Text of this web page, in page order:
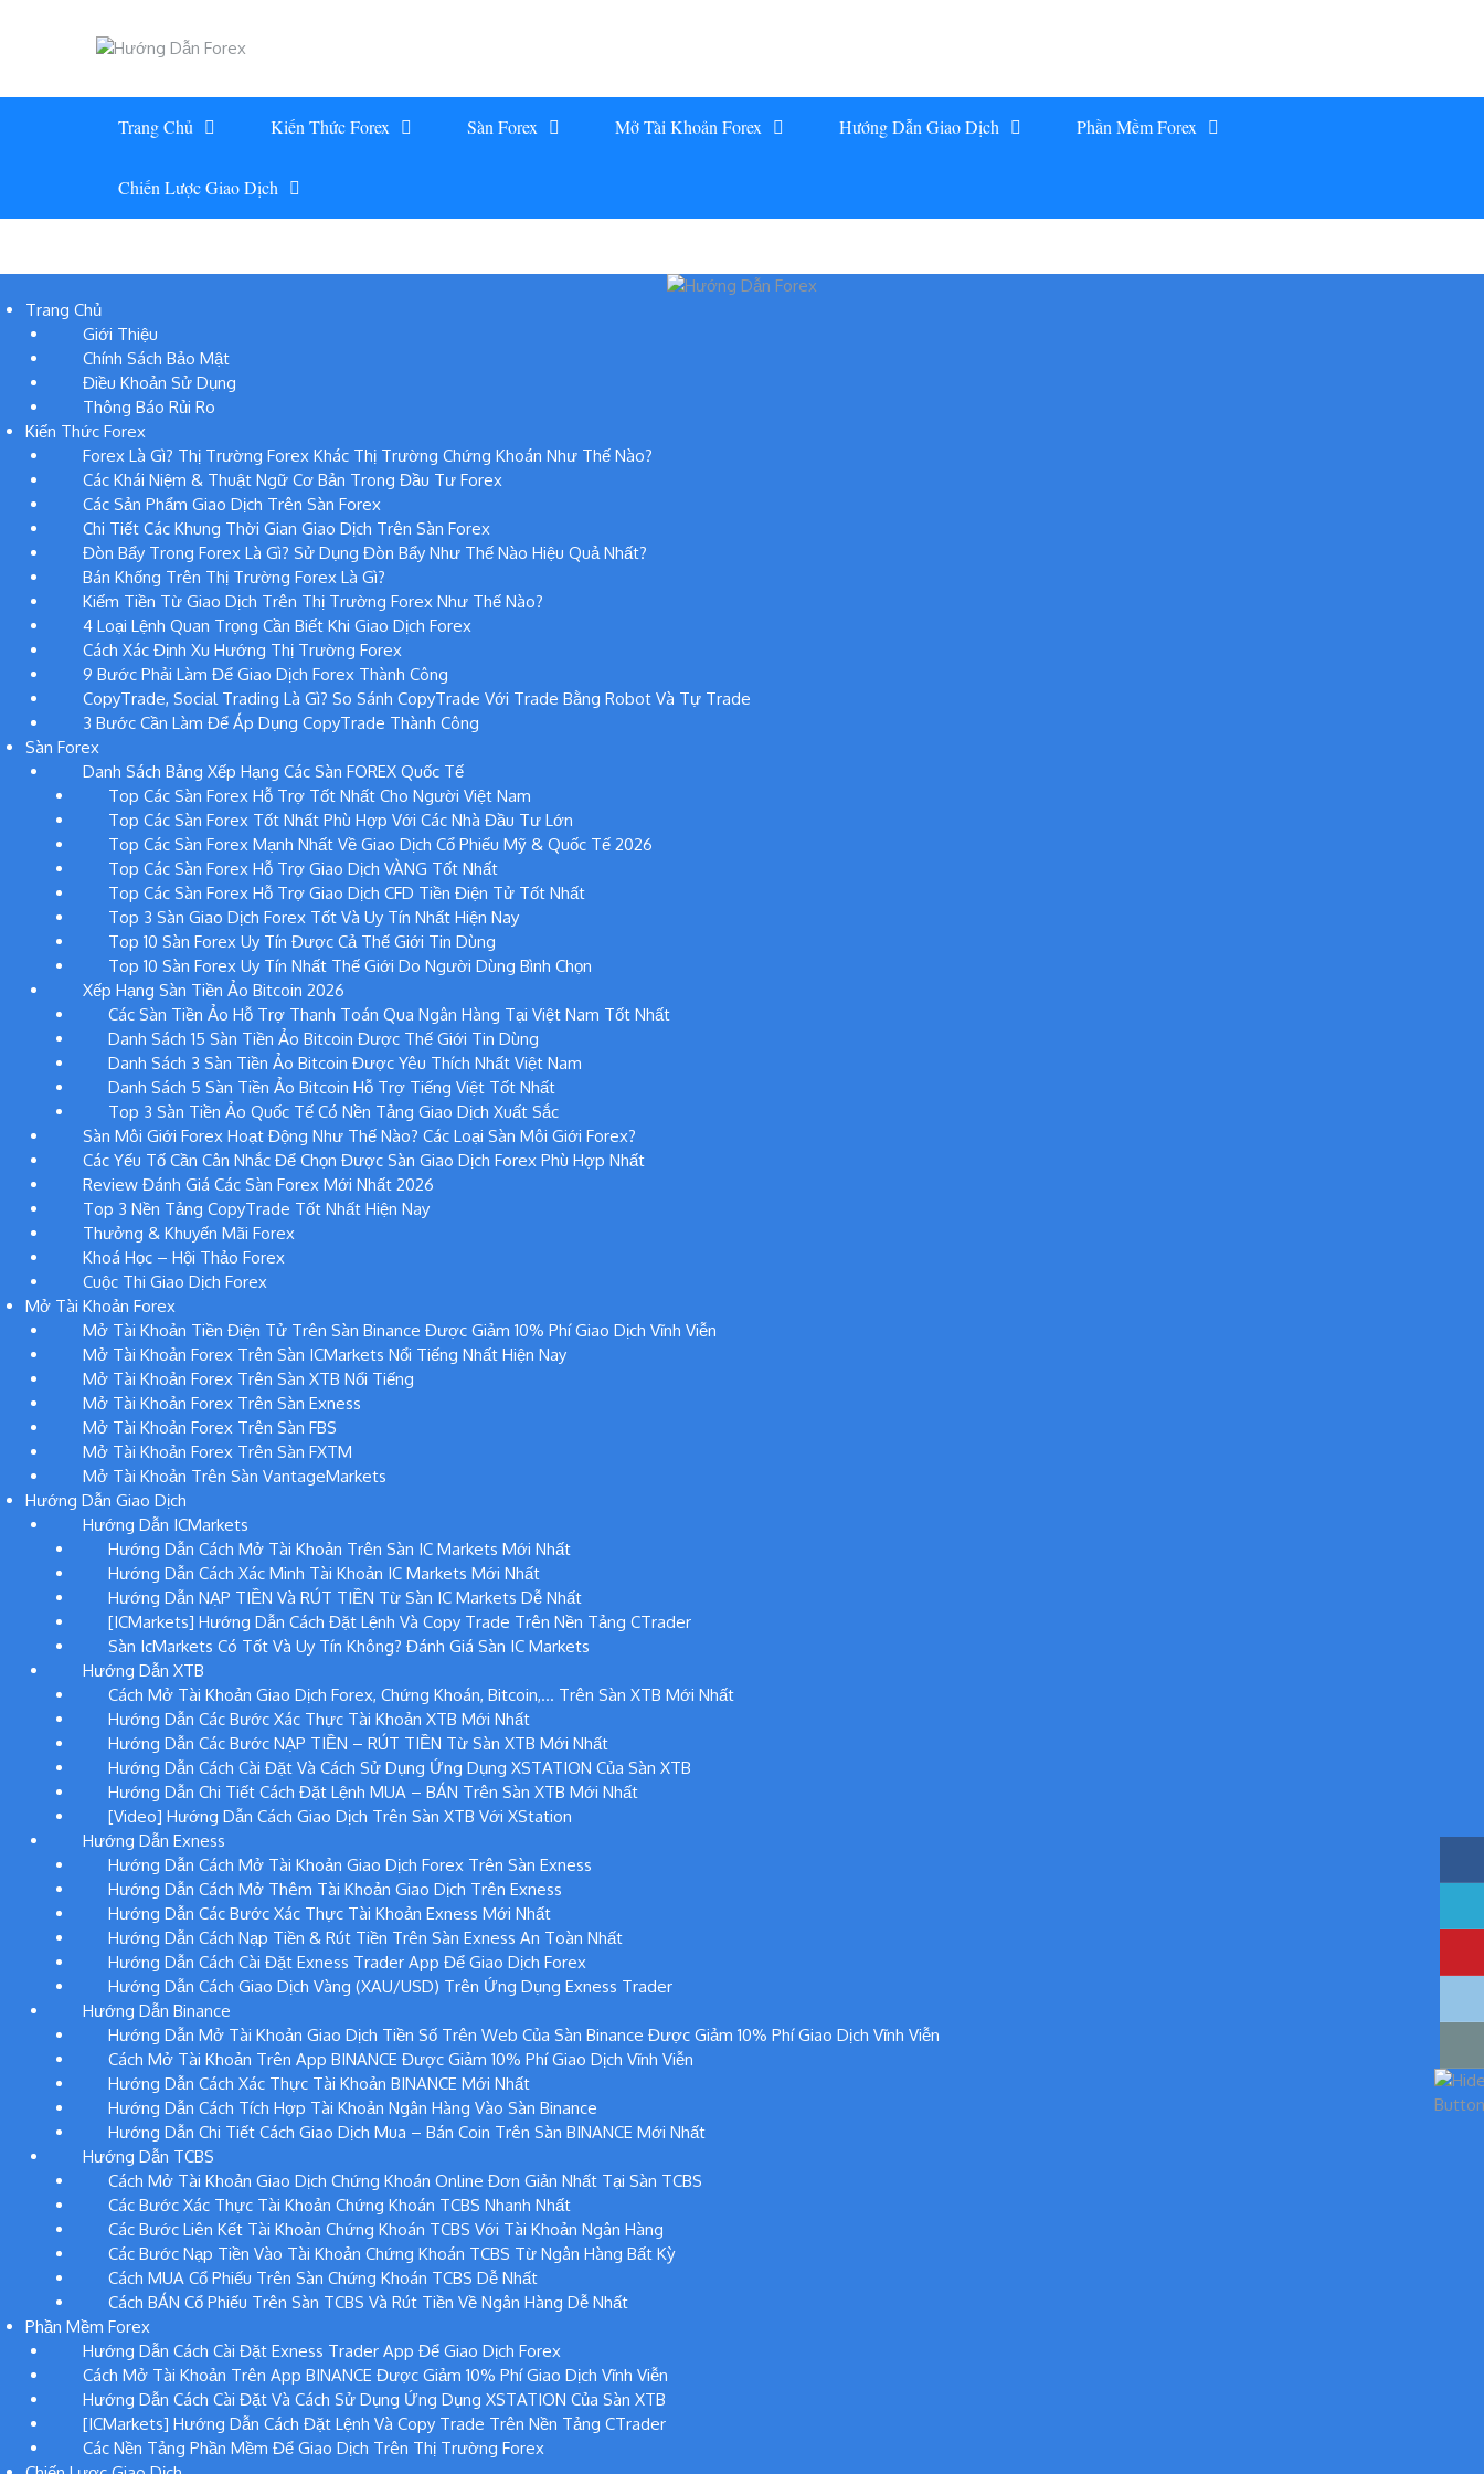
Trang Chủ Kiến Thức Forex Sàn Forex Mở Tài Khoản Forex Hướng Dẫn Giao Dịch Phần Mềm Forex
Chiến Lược Giao Dịch
Trang Chủ
Giới Thiệu
Chính Sách Bảo Mật
Điều Khoản Sử Dụng
Thông Báo Rủi Ro
Kiến Thức Forex
Forex Là Gì? Thị Trường Forex Khác Thị Trường Chứng Khoán Như Thế Nào?
Các Khái Niệm & Thuật Ngữ Cơ Bản Trong Đầu Tư Forex
Các Sản Phẩm Giao Dịch Trên Sàn Forex
Chi Tiết Các Khung Thời Gian Giao Dịch Trên Sàn Forex
Đòn Bẩy Trong Forex Là Gì? Sử Dụng Đòn Bẩy Như Thế Nào Hiệu Quả Nhất?
Bán Khống Trên Thị Trường Forex Là Gì?
Kiếm Tiền Từ Giao Dịch Trên Thị Trường Forex Như Thế Nào?
4 Loại Lệnh Quan Trọng Cần Biết Khi Giao Dịch Forex
Cách Xác Định Xu Hướng Thị Trường Forex
9 Bước Phải Làm Để Giao Dịch Forex Thành Công
CopyTrade, Social Trading Là Gì? So Sánh CopyTrade Với Trade Bằng Robot Và Tự Trade
3 Bước Cần Làm Để Áp Dụng CopyTrade Thành Công
Sàn Forex
Danh Sách Bảng Xếp Hạng Các Sàn FOREX Quốc Tế
Top Các Sàn Forex Hỗ Trợ Tốt Nhất Cho Người Việt Nam
Top Các Sàn Forex Tốt Nhất Phù Hợp Với Các Nhà Đầu Tư Lớn
Top Các Sàn Forex Mạnh Nhất Về Giao Dịch Cổ Phiếu Mỹ & Quốc Tế 2026
Top Các Sàn Forex Hỗ Trợ Giao Dịch VÀNG Tốt Nhất
Top Các Sàn Forex Hỗ Trợ Giao Dịch CFD Tiền Điện Tử Tốt Nhất
Top 3 Sàn Giao Dịch Forex Tốt Và Uy Tín Nhất Hiện Nay
Top 10 Sàn Forex Uy Tín Được Cả Thế Giới Tin Dùng
Top 10 Sàn Forex Uy Tín Nhất Thế Giới Do Người Dùng Bình Chọn
Xếp Hạng Sàn Tiền Ảo Bitcoin 2026
Các Sàn Tiền Ảo Hỗ Trợ Thanh Toán Qua Ngân Hàng Tại Việt Nam Tốt Nhất
Danh Sách 15 Sàn Tiền Ảo Bitcoin Được Thế Giới Tin Dùng
Danh Sách 3 Sàn Tiền Ảo Bitcoin Được Yêu Thích Nhất Việt Nam
Danh Sách 5 Sàn Tiền Ảo Bitcoin Hỗ Trợ Tiếng Việt Tốt Nhất
Top 3 Sàn Tiền Ảo Quốc Tế Có Nền Tảng Giao Dịch Xuất Sắc
Sàn Môi Giới Forex Hoạt Động Như Thế Nào? Các Loại Sàn Môi Giới Forex?
Các Yếu Tố Cần Cân Nhắc Để Chọn Được Sàn Giao Dịch Forex Phù Hợp Nhất
Review Đánh Giá Các Sàn Forex Mới Nhất 2026
Top 3 Nền Tảng CopyTrade Tốt Nhất Hiện Nay
Thưởng & Khuyến Mãi Forex
Khoá Học – Hội Thảo Forex
Cuộc Thi Giao Dịch Forex
Mở Tài Khoản Forex
Mở Tài Khoản Tiền Điện Tử Trên Sàn Binance Được Giảm 10% Phí Giao Dịch Vĩnh Viễn
Mở Tài Khoản Forex Trên Sàn ICMarkets Nổi Tiếng Nhất Hiện Nay
Mở Tài Khoản Forex Trên Sàn XTB Nổi Tiếng
Mở Tài Khoản Forex Trên Sàn Exness
Mở Tài Khoản Forex Trên Sàn FBS
Mở Tài Khoản Forex Trên Sàn FXTM
Mở Tài Khoản Trên Sàn VantageMarkets
Hướng Dẫn Giao Dịch
Hướng Dẫn ICMarkets
Hướng Dẫn Cách Mở Tài Khoản Trên Sàn IC Markets Mới Nhất
Hướng Dẫn Cách Xác Minh Tài Khoản IC Markets Mới Nhất
Hướng Dẫn NẠP TIỀN Và RÚT TIỀN Từ Sàn IC Markets Dễ Nhất
[ICMarkets] Hướng Dẫn Cách Đặt Lệnh Và Copy Trade Trên Nền Tảng CTrader
Sàn IcMarkets Có Tốt Và Uy Tín Không? Đánh Giá Sàn IC Markets
Hướng Dẫn XTB
Cách Mở Tài Khoản Giao Dịch Forex, Chứng Khoán, Bitcoin,… Trên Sàn XTB Mới Nhất
Hướng Dẫn Các Bước Xác Thực Tài Khoản XTB Mới Nhất
Hướng Dẫn Các Bước NẠP TIỀN – RÚT TIỀN Từ Sàn XTB Mới Nhất
Hướng Dẫn Cách Cài Đặt Và Cách Sử Dụng Ứng Dụng XSTATION Của Sàn XTB
Hướng Dẫn Chi Tiết Cách Đặt Lệnh MUA – BÁN Trên Sàn XTB Mới Nhất
[Video] Hướng Dẫn Cách Giao Dịch Trên Sàn XTB Với XStation
Hướng Dẫn Exness
Hướng Dẫn Cách Mở Tài Khoản Giao Dịch Forex Trên Sàn Exness
Hướng Dẫn Cách Mở Thêm Tài Khoản Giao Dịch Trên Exness
Hướng Dẫn Các Bước Xác Thực Tài Khoản Exness Mới Nhất
Hướng Dẫn Cách Nạp Tiền & Rút Tiền Trên Sàn Exness An Toàn Nhất
Hướng Dẫn Cách Cài Đặt Exness Trader App Để Giao Dịch Forex
Hướng Dẫn Cách Giao Dịch Vàng (XAU/USD) Trên Ứng Dụng Exness Trader
Hướng Dẫn Binance
Hướng Dẫn Mở Tài Khoản Giao Dịch Tiền Số Trên Web Của Sàn Binance Được Giảm 10% Phí Giao Dịch Vĩnh Viễn
Cách Mở Tài Khoản Trên App BINANCE Được Giảm 10% Phí Giao Dịch Vĩnh Viễn
Hướng Dẫn Cách Xác Thực Tài Khoản BINANCE Mới Nhất
Hướng Dẫn Cách Tích Hợp Tài Khoản Ngân Hàng Vào Sàn Binance
Hướng Dẫn Chi Tiết Cách Giao Dịch Mua – Bán Coin Trên Sàn BINANCE Mới Nhất
Hướng Dẫn TCBS
Cách Mở Tài Khoản Giao Dịch Chứng Khoán Online Đơn Giản Nhất Tại Sàn TCBS
Các Bước Xác Thực Tài Khoản Chứng Khoán TCBS Nhanh Nhất
Các Bước Liên Kết Tài Khoản Chứng Khoán TCBS Với Tài Khoản Ngân Hàng
Các Bước Nạp Tiền Vào Tài Khoản Chứng Khoán TCBS Từ Ngân Hàng Bất Kỳ
Cách MUA Cổ Phiếu Trên Sàn Chứng Khoán TCBS Dễ Nhất
Cách BÁN Cổ Phiếu Trên Sàn TCBS Và Rút Tiền Về Ngân Hàng Dễ Nhất
Phần Mềm Forex
Hướng Dẫn Cách Cài Đặt Exness Trader App Để Giao Dịch Forex
Cách Mở Tài Khoản Trên App BINANCE Được Giảm 10% Phí Giao Dịch Vĩnh Viễn
Hướng Dẫn Cách Cài Đặt Và Cách Sử Dụng Ứng Dụng XSTATION Của Sàn XTB
[ICMarkets] Hướng Dẫn Cách Đặt Lệnh Và Copy Trade Trên Nền Tảng CTrader
Các Nền Tảng Phần Mềm Để Giao Dịch Trên Thị Trường Forex